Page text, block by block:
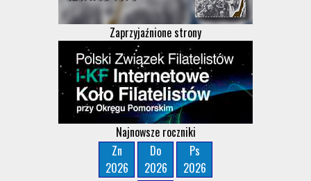
Zaprzyjaźnione strony
Najnowsze roczniki
Zn
2026
Do
2026
Ps
2026